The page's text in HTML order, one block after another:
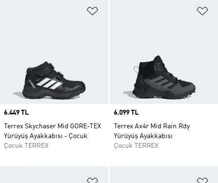
Price
6.449 TL
Terrex Skychaser Mid GORE-TEX
Yürüyüş Ayakkabısı - Çocuk
Çocuk TERREX
Price
6.099 TL
Terrex Ax4r Mid Rain.Rdy
Yürüyüş Ayakkabısı
Çocuk TERREX